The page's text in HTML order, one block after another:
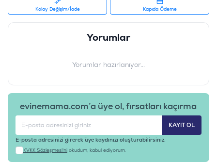
Kolay Değişim/İade Kapıda Ödeme
Yorumlar
Yorumlar hazırlanıyor...
evinemama.com’a üye ol, fırsatları kaçırma
KAYIT OL
E-posta adresinizi girerek üye kaydınızı oluşturabilirsiniz.
KVKK Sözleşmesi'ni okudum, kabul ediyorum.